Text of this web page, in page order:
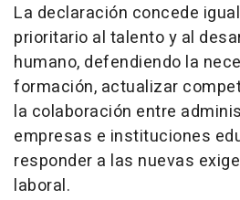
La declaración concede
prioritario al talento y al
humano, defendiendo la
formación, actualizar
la colaboración entre
empresas e instituciones
responder a las nuevas
laboral.